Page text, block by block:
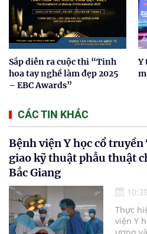
Sắp diễn ra cuộc thi “Tinh
hoa tay nghề làm đẹp 2025
– EBC Awards”
Y
CÁC TIN KHÁC
Bệnh viện Y học cổ
giao kỹ thuật phẫu thuật
Bắc Giang
10:39
Thực
viện Y
ương